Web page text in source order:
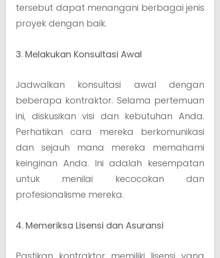
tersebut dapat menangani berbagai jenis
proyek dengan baik.
3. Melakukan Konsultasi Awal
Jadwalkan konsultasi awal dengan
beberapa kontraktor. Selama pertemuan
ini, diskusikan visi dan kebutuhan Anda.
Perhatikan cara mereka berkomunikasi
dan sejauh mana mereka memahami
keinginan Anda. Ini adalah kesempatan
untuk menilai kecocokan dan
profesionalisme mereka.
4. Memeriksa Lisensi dan Asuransi